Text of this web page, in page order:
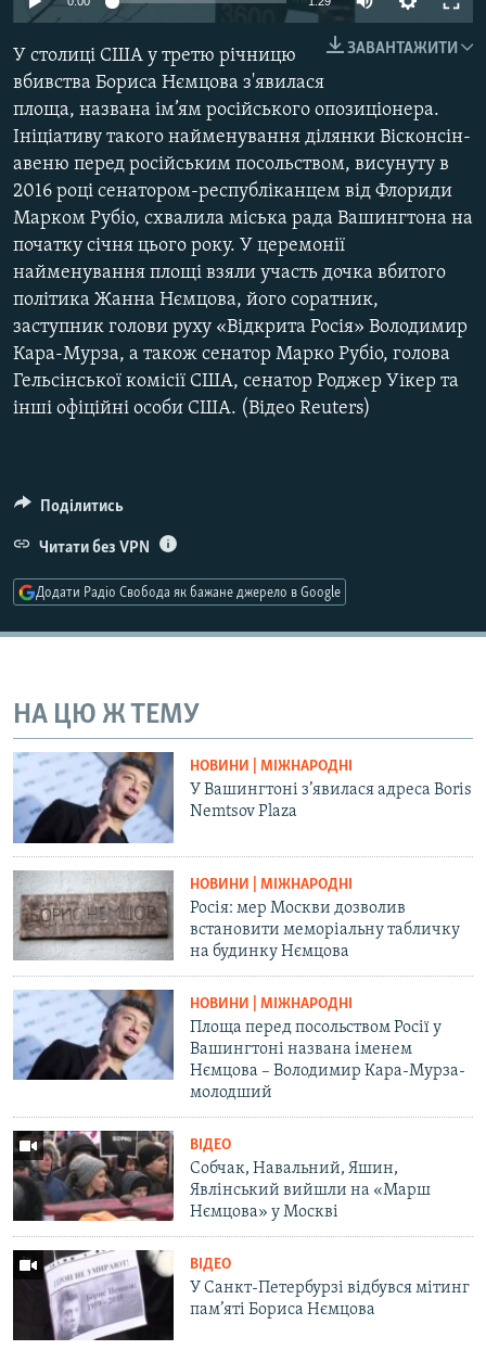
КИТАЙ.ВИКЛИКИ
МУЛЬТИМЕДІА
СПЕЦПРОЄКТИ
ПОДКАСТИ
КРИМ РЕАЛІЇ
РУС
УКР
КТАТ
ДОЛУЧАЙСЯ!
Усі сайти RFE/RL
ЗАВАНТАЖИТИ
У столиці США у третю річницю
вбивства Бориса Нємцова з'явилася
площа, названа ім’ям російського опозиціонера.
Ініціативу такого найменування ділянки Вісконсін-
авеню перед російським посольством, висунуту в
2016 році сенатором-республіканцем від Флориди
Марком Рубіо, схвалила міська рада Вашингтона на
початку січня цього року. У церемонії
найменування площі взяли участь дочка вбитого
політика Жанна Нємцова, його соратник,
заступник голови руху «Відкрита Росія» Володимир
Кара-Мурза, а також сенатор Марко Рубіо, голова
Гельсінської комісії США, сенатор Роджер Уікер та
інші офіційні особи США. (Відео Reuters)
Поділитись
Читати без VPN
Додати Радіо Свобода як бажане джерело в Google
НА ЦЮ Ж ТЕМУ
НОВИНИ | МІЖНАРОДНІ
У Вашингтоні з’явилася адреса Boris
Nemtsov Plaza
НОВИНИ | МІЖНАРОДНІ
Росія: мер Москви дозволив
встановити меморіальну табличку
на будинку Нємцова
НОВИНИ | МІЖНАРОДНІ
Площа перед посольством Росії у
Вашингтоні названа іменем
Нємцова – Володимир Кара-Мурза-
молодший
ВІДЕО
Собчак, Навальний, Яшин,
Явлінський вийшли на «Марш
Нємцова» у Москві
ВІДЕО
У Санкт-Петербурзі відбувся мітинг
пам’яті Бориса Нємцова